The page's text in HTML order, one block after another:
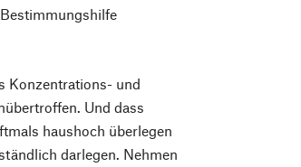
Konzentrations- und
Und dass
haushoch überlegen
darlegen. Nehmen